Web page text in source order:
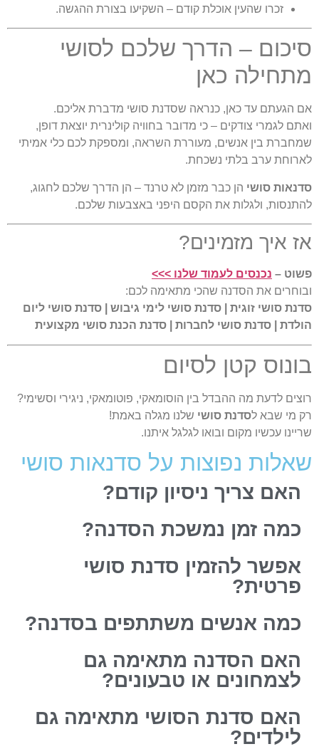
זכרו שהעין אוכלת קודם – השקיעו בצורת ההגשה.
– הדרך שלכם לסושי
כאן
הגעתם עד כאן, כנראה שסדנת סושי מדברת אליכם.
לגמרי צודקים – כי מדובר בחוויה קולינרית יוצאת דופן,
בין אנשים, מעוררת השראה, ומספקת לכם כלי אמיתי
ערב בלתי נשכחת.
סושיהן כבר מזמן לא טרנד – הן הדרך שלכם לחגוג,
ולגלות את הקסם היפני באצבעות שלכם.
איך מזמינים?
–נכנסים לעמוד שלנו >>>
את הסדנה שהכי מתאימה לכם:
סושי זוגית | סדנת סושי לימי גיבוש | סדנת סושי ליום
| סדנת סושי לחברות | סדנת הכנת סושי מקצועית
קטן לסיום
לדעת מה ההבדל בין הוסומאקי, פוטומאקי, ניגירי וסשימי?
מי שבא לסדנת סושישלנו מגלה באמת!
עכשיו מקום ובואו לגלגל איתנו.
נפוצות על סדנאות סושי
האם צריך ניסיון קודם?
כמה זמן נמשכת הסדנה?
אפשר להזמין סדנת סושי
פרטית?
כמה אנשים משתתפים בסדנה?
האם הסדנה מתאימה גם
לצמחונים או טבעונים?
האם סדנת הסושי מתאימה גם
לילדים?